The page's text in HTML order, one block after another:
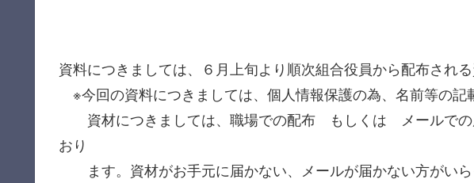
資料につきましては、６月上旬より順次組合役員から配布される
※今回の資料につきましては、個人情報保護の為、名前等の記
資材につきましては、職場での配布 もしくは メールでの
おり
ます。資材がお手元に届かない、メールが届かない方がい